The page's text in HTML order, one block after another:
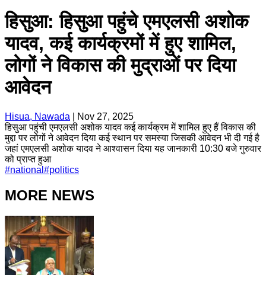
हिसुआ: हिसुआ पहुंचे एमएलसी अशोक
यादव, कई कार्यक्रमों में हुए शामिल,
लोगों ने विकास की मुद्राओं पर दिया
आवेदन
Hisua, Nawada
Nov 27, 2025
हिसुआ पहुंची एमएलसी अशोक यादव कई कार्यक्रम में शामिल हुए हैं विकास की
मुद्दा पर लोगों ने आवेदन दिया कई स्थान पर समस्या जिसकी आवेदन भी दी गई है
जहां एमएलसी अशोक यादव ने आश्वासन दिया यह जानकारी 10:30 बजे गुरुवार
को प्राप्त हुआ
#national #politics
MORE NEWS